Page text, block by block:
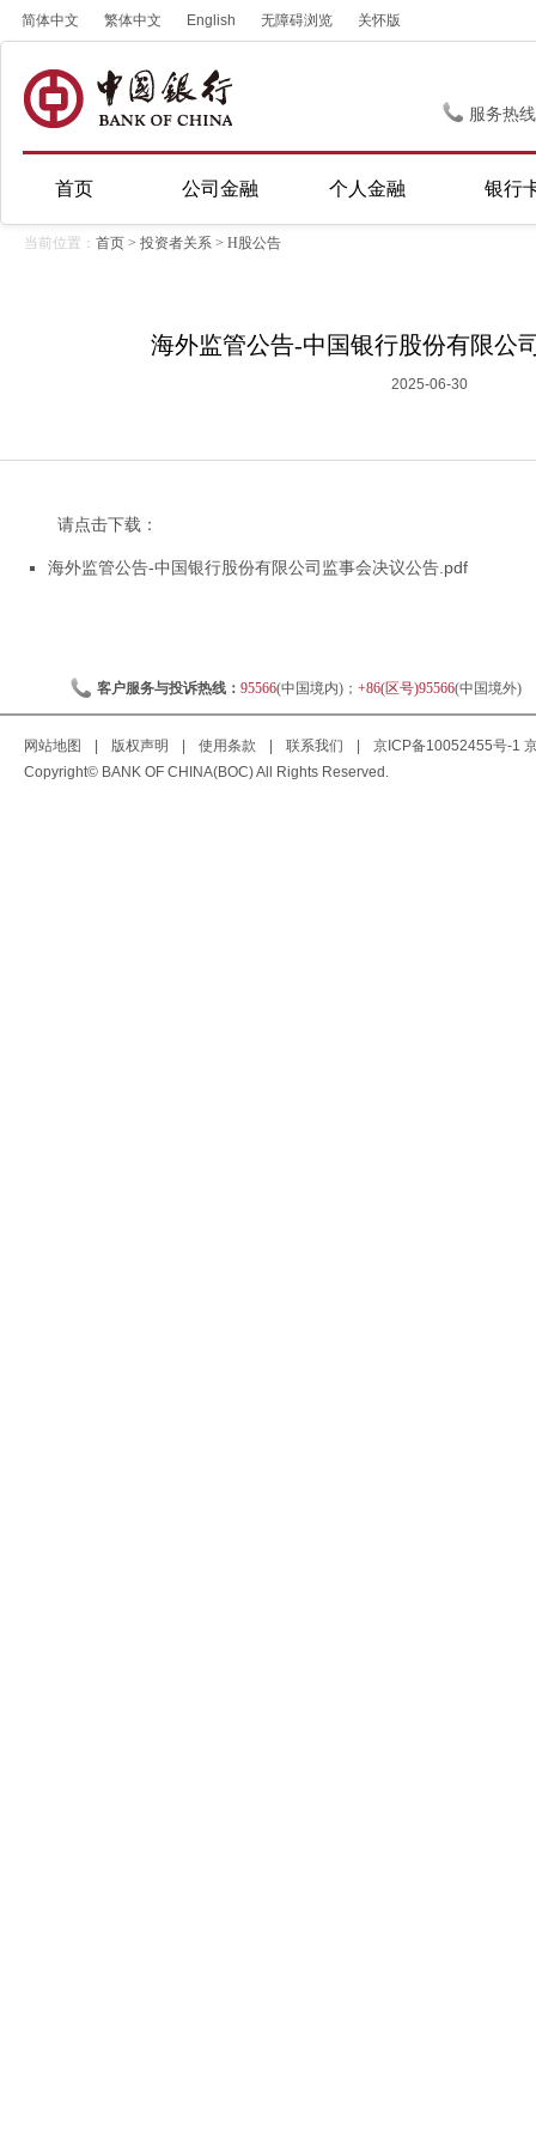
简体中文 繁体中文 English 无障碍浏览 关怀版
服务热
首页 公司金融 个人金融 银行
当前位置： 首页 > 投资者关系 > H股公告
海外监管公告-中国银行股份有限公
2025-06-30
请点击下载：
海外监管公告-中国银行股份有限公司监事会决议公告.pdf
客户服务与投诉热线： 95566(中国境内)； +86(区号)95566(中国境外)
网站地图 版权声明 使用条款 联系我们 京ICP备10052455号-1
Copyright© BANK OF CHINA(BOC) All Rights Reserved.